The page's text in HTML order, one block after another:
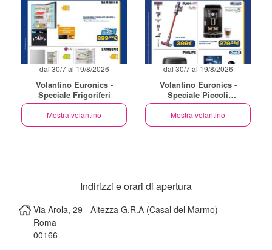
dal 30/7 al 19/8/2026
Volantino Euronics -
Speciale Frigoriferi
Mostra volantino
dal 30/7 al 19/8/2026
Volantino Euronics -
Speciale Piccoli
Elettrodomestici
Mostra volantino
Indirizzi e orari di apertura
Via Arola, 29 - Altezza G.R.A (Casal del Marmo)
Roma
00166